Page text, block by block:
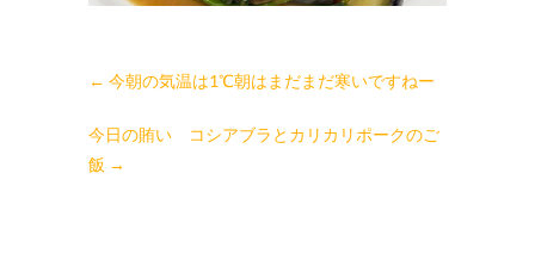
← 今朝の気温は1℃朝はまだまだ寒いですねー
今日の賄い コシアブラとカリカリポークのご
飯 →